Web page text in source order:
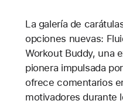
La galería de
opciones nuevas:
Workout Buddy, una
pionera impulsada
ofrece comentarios
motivadores durante